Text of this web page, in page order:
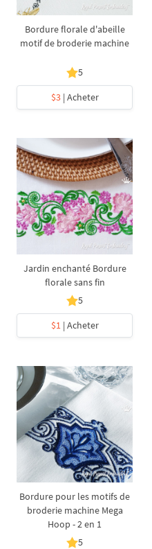
Bordure florale d'abeille
motif de broderie machine
5
$3| Acheter
Jardin enchanté Bordure
florale sans fin
5
$1| Acheter
Bordure pour les motifs de
broderie machine Mega
Hoop - 2 en 1
5